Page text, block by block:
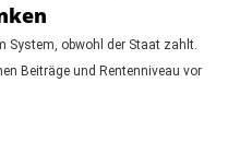
System, obwohl der Staat zahlt.
Beiträge und Rentenniveau vor